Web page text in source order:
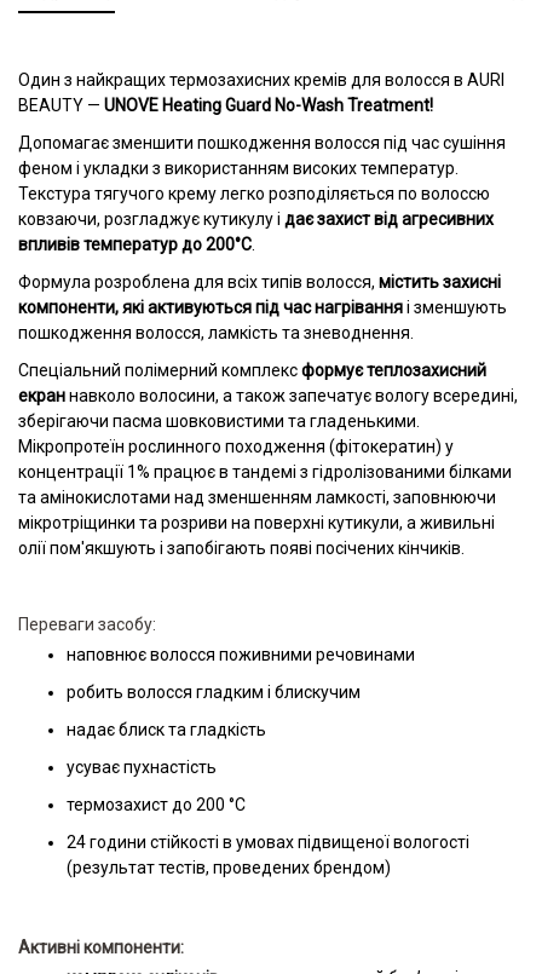
Один з найкращих термозахисних кремів для волосся в AURI
BEAUTY — UNOVE Heating Guard No-Wash Treatment!
Допомагає зменшити пошкодження волосся під час сушіння
феном і укладки з використанням високих температур.
Текстура тягучого крему легко розподіляється по волоссю
ковзаючи, розгладжує кутикулу і дає захист від агресивних
впливів температур до 200°С
Формула розроблена для всіх типів волосся, містить захисні
компоненти, які активуються під час нагріванняі зменшують
пошкодження волосся, ламкість та зневоднення.
Спеціальний полімерний комплексформує теплозахисний
екраннавколо волосини, а також запечатує вологу всередині,
зберігаючи пасма шовковистими та гладенькими.
Мікропротеїн рослинного походження (фітокератин) у
концентрації 1% працює в тандемі з гідролізованими білками
та амінокислотами над зменшенням ламкості, заповнюючи
мікротріщинки та розриви на поверхні кутикули, а живильні
олії пом'якшують і запобігають появі посічених кінчиків.
Переваги засобу:
наповнює волосся поживними речовинами
робить волосся гладким і блискучим
надає блиск та гладкість
усуває пухнастість
термозахист до 200 °С
24 години стійкості в умовах підвищеної вологості
(результат тестів, проведених брендом)
Активні компоненти: